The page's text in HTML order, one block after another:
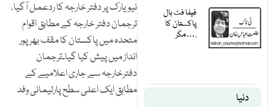
فیفا فٹ بال
پاکستان کا
مگر….
دنیا
نیویارک پر دفتر خارجہ کا ردعمل آگیا،
ترجمان دفتر خارجہ کے مطابق اقوام
متحدہ میں پاکستان کا مقف بھرپور
انداز میں پیش کیا گیا۔ترجمان
دفترخارجہ سے جاری اعلامیے کے
مطابق ایک اعلی سطح پارلیمانی وفد